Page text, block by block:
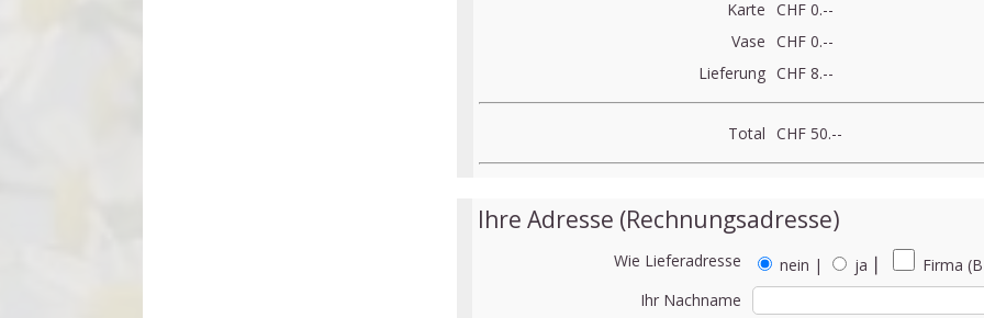
Karte CHF 0.--
Vase CHF 0.--
Lieferung CHF 8.--
Total CHF 50.--
Ihre Adresse (Rechnungsadresse)
Wie Lieferadresse nein | ja
Firma
Ihr Nachname